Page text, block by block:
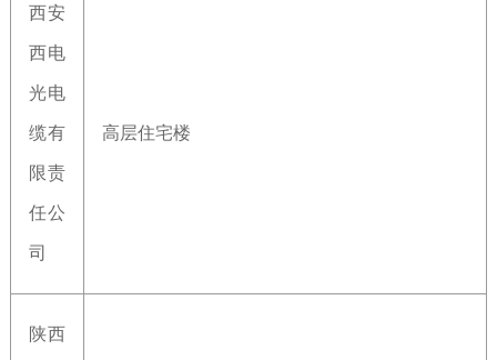
西安
西电
光电
缆有
限责
任公
司
高层住宅楼
陕西